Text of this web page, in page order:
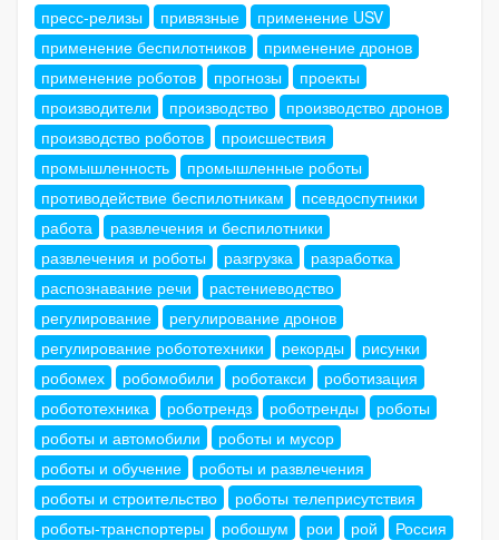
пресс-релизы
привязные
применение USV
применение беспилотников
применение дронов
применение роботов
прогнозы
проекты
производители
производство
производство дронов
производство роботов
происшествия
промышленность
промышленные роботы
противодействие беспилотникам
псевдоспутники
работа
развлечения и беспилотники
развлечения и роботы
разгрузка
разработка
распознавание речи
растениеводство
регулирование
регулирование дронов
регулирование робототехники
рекорды
рисунки
робомех
робомобили роботакси
роботизация
робототехника
роботрендз роботренды
роботы
роботы и автомобили
роботы и мусор
роботы и обучение
роботы и развлечения
роботы и строительство
роботы телеприсутствия
роботы-транспортеры
робошум рои рой
Россия